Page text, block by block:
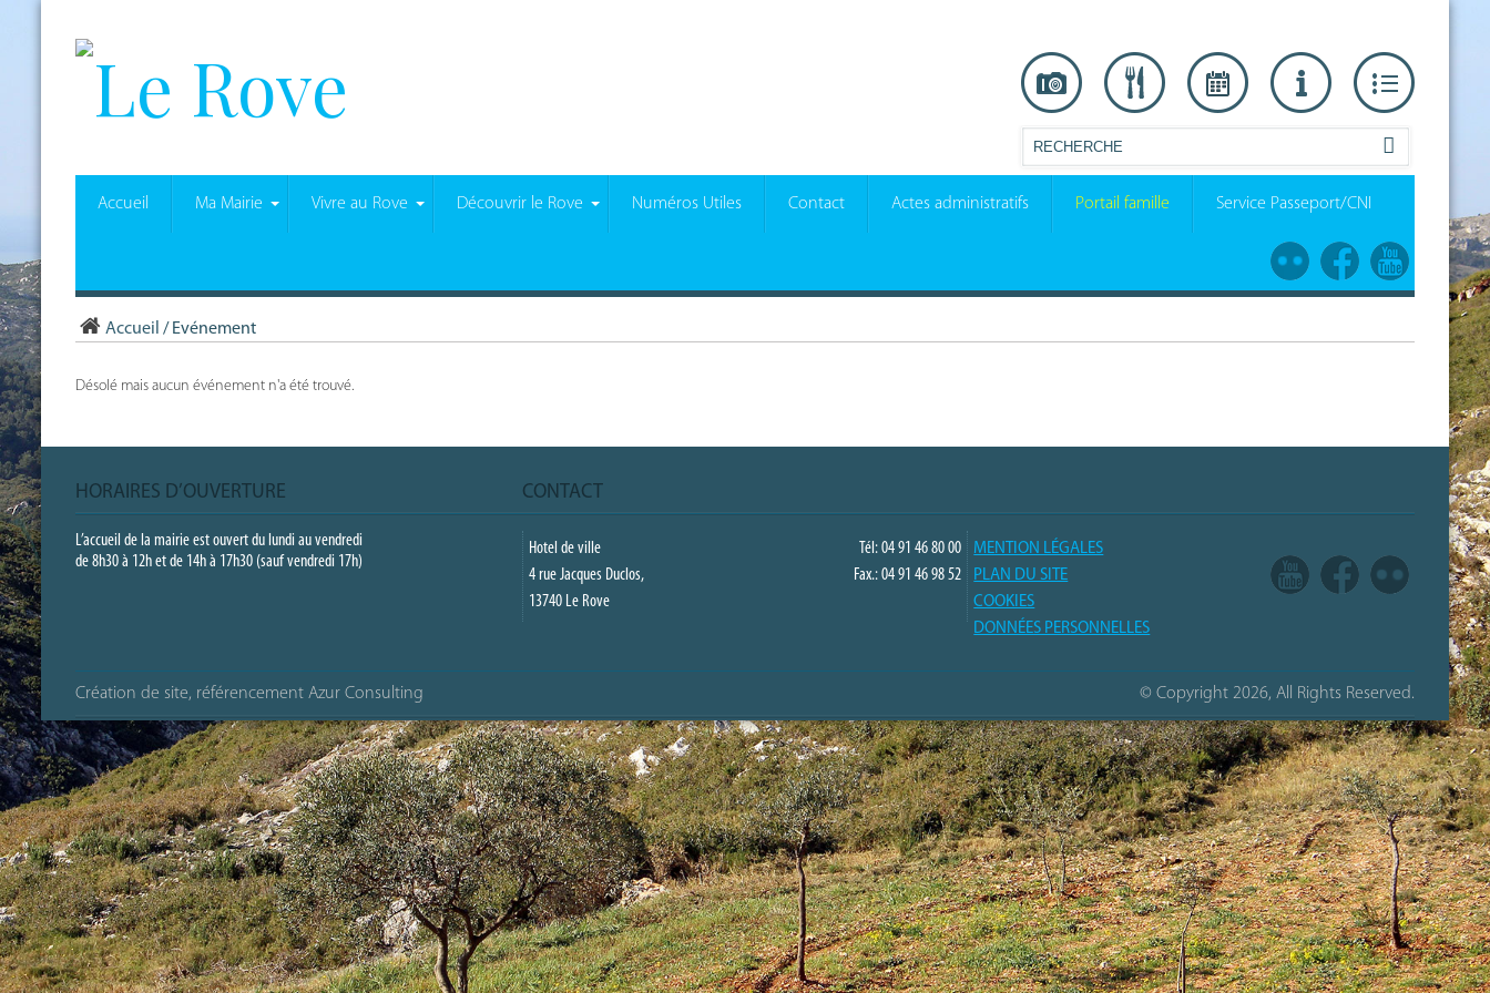
Accueil Ma Mairie Vivre au Rove Découvrir le Rove Numéros Utiles Contact Actes administratifs Portail famille Service Passeport/CNI
Accueil / Evénement
Désolé mais aucun événement n'a été trouvé.
HORAIRES D’OUVERTURE
L’accueil de la mairie est ouvert du lundi au vendredi
de 8h30 à 12h et de 14h à 17h30 (sauf vendredi 17h)
CONTACT
Hotel de ville
Tél: 04 91 46 80 00
4 rue Jacques Duclos,
Fax.: 04 91 46 98 52
13740 Le Rove
MENTION LÉGALES
PLAN DU SITE
COOKIES
DONNÉES PERSONNELLES
Création de site, référencement Azur Consulting © Copyright 2026, All Rights Reserved.